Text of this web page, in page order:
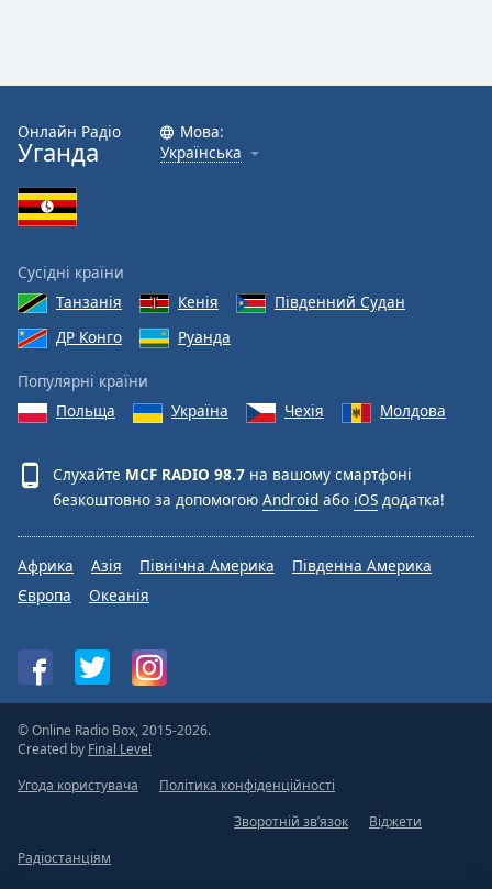
Онлайн Радіо
Уганда
Мова:
Українська
Сусідні країни
Танзанія
Кенія
Південний Судан
ДР Конго
Руанда
Популярні країни
Польща
Україна Чехія Молдова
Слухайте MCF RADIO 98.7 на вашому смартфоні
безкоштовно за допомогою Android або iOS додатка!
Африка Азія Північна Америка
Південна Америка
Європа
Океанія
© Online Radio Box, 2015-2026.
Created by Final Level
Угода користувача
Політика конфіденційності
Зворотній зв’язок
Віджети
Радіостанціям